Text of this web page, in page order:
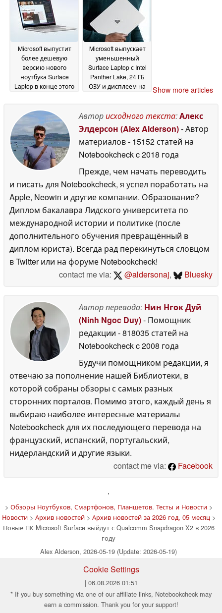
Microsoft выпустит
более дешевую
версию нового
ноутбука Surface
Laptop в конце этого
Microsoft выпускает
уменьшенный
Surface Laptop с Intel
Panther Lake, 24 ГБ
ОЗУ и дисплеем на
Show more articles
Авторисходного текста:Алекс
Элдерсон (Alex Alderson)- Автор
материалов- 15152 статей на
Notebookcheckc 2018 года
Прежде, чем начать переводить
и писать для Notebookcheck, я успел поработать на
Apple, Neowin и другие компании. Образование?
Диплом бакалавра Лидского университета по
международной истории и политике (после
дополнительного обучения превращённый в
диплом юриста). Всегда рад перекинуться словцом
в Twitter или на форуме Notebookcheck!
contact me via:
@aldersonaj, Bluesky
Автор перевода: Нин Нгок Дуй
(Ninh Ngoc Duy)- Помощник
редакции - 818035 статей на
Notebookcheckc 2008 года
Будучи помощником редакции, я
отвечаю за пополнение нашей Библиотеки, в
которой собраны обзоры с самых разных
сторонних порталов. Помимо этого, каждый день я
выбираю наиболее интересные материалы
Notebookcheck для их последующего перевода на
французский, испанский, португальский,
нидерландский и другие языки.
contact me via:
Facebook
'
> Обзоры Ноутбуков, Смартфонов, Планшетов. Тесты и Новости>
Новости> Архив новостей> Архив новостей за 2026 год, 05 месяц>
Новые ПК Microsoft Surface выйдут с Qualcomm Snapdragon X2 в 2026
году
Alex Alderson, 2026-05-19 (Update: 2026-05-19)
Cookie Settings
| 06.08.2026 01:51
* If you buy something via one of our affiliate links, Notebookcheck may
earn a commission. Thank you for your support!